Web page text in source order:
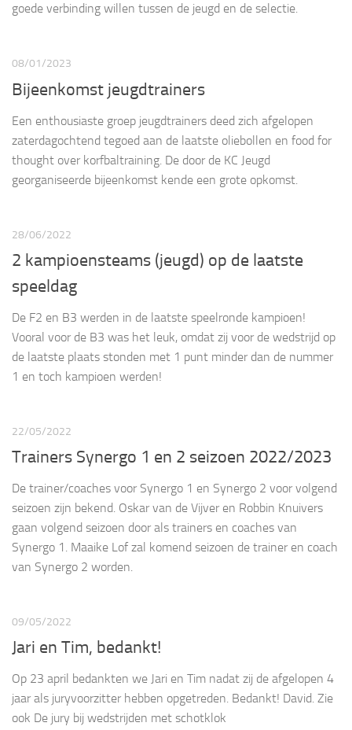
goede verbinding willen tussen de jeugd en de selectie.
08/01/2023
Bijeenkomst jeugdtrainers
Een enthousiaste groep jeugdtrainers deed zich afgelopen
zaterdagochtend tegoed aan de laatste oliebollen en food for
thought over korfbaltraining. De door de KC Jeugd
georganiseerde bijeenkomst kende een grote opkomst.
28/06/2022
2 kampioensteams (jeugd) op de laatste
speeldag
De F2 en B3 werden in de laatste speelronde kampioen!
Vooral voor de B3 was het leuk, omdat zij voor de wedstrijd op
de laatste plaats stonden met 1 punt minder dan de nummer
1 en toch kampioen werden!
22/05/2022
Trainers Synergo 1 en 2 seizoen 2022/2023
De trainer/coaches voor Synergo 1 en Synergo 2 voor volgend
seizoen zijn bekend. Oskar van de Vijver en Robbin Knuivers
gaan volgend seizoen door als trainers en coaches van
Synergo 1. Maaike Lof zal komend seizoen de trainer en coach
van Synergo 2 worden.
09/05/2022
Jari en Tim, bedankt!
Op 23 april bedankten we Jari en Tim nadat zij de afgelopen 4
jaar als juryvoorzitter hebben opgetreden. Bedankt! David. Zie
ook De jury bij wedstrijden met schotklok